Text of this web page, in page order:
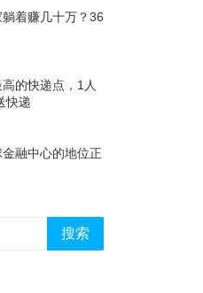
着赚几十万？36
的快递点，1人
快递
融中心的地位正
搜索